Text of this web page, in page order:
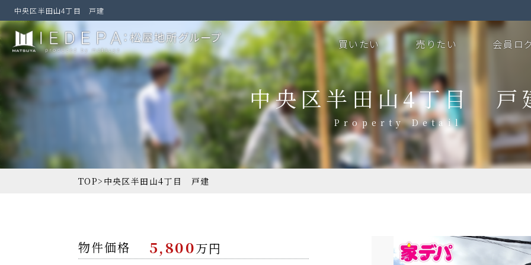
中央区半田山4丁目 戸建
買いたい 売りたい 会員ロ
TOP> 中央区半田山4丁目 戸建
中央区半田山4丁目 戸
物件価格 5,800万円